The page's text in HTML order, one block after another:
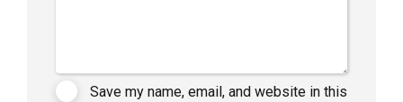
Save my name, email, and website in this